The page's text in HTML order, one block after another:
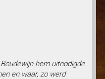
hem uitnodigde
en waar, zo werd